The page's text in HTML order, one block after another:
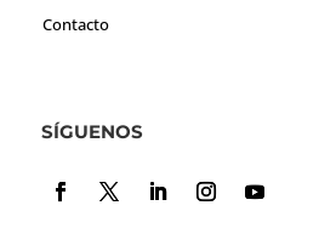
Contacto
SÍGUENOS